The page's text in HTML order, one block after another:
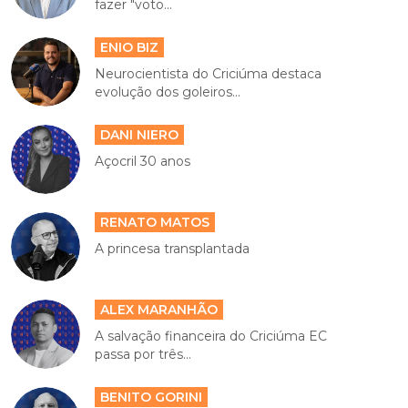
fazer "voto...
ENIO BIZ
Neurocientista do Criciúma destaca
evolução dos goleiros...
DANI NIERO
Açocril 30 anos
RENATO MATOS
A princesa transplantada
ALEX MARANHÃO
A salvação financeira do Criciúma EC
passa por três...
BENITO GORINI